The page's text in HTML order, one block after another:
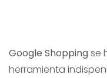
Google Shoppingse
herramienta